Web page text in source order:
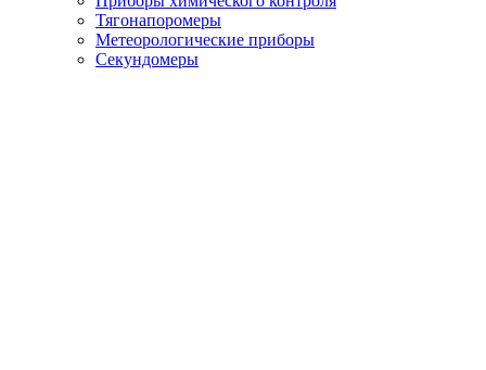
Тягонапоромеры
Метеорологические приборы
Секундомеры